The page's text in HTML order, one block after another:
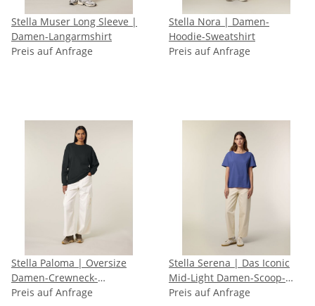
Stella Muser Long Sleeve |
Damen-Langarmshirt
Preis auf Anfrage
Stella Nora | Damen-
Hoodie-Sweatshirt
Preis auf Anfrage
Stella Paloma | Oversize
Damen-Crewneck-
Sweatshirt
Preis auf Anfrage
Stella Serena | Das Iconic
Mid-Light Damen-Scoop-
Neck-T-Shirt
Preis auf Anfrage